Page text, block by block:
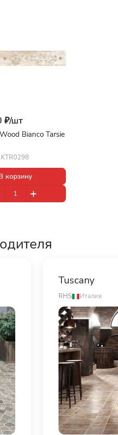
₽/шт
Bianco Tarsie
KTR0298
корзину
Tuscany
RHS Италия